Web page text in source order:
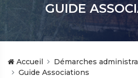
GUIDE
Accueil
Démarches
Guide Associations